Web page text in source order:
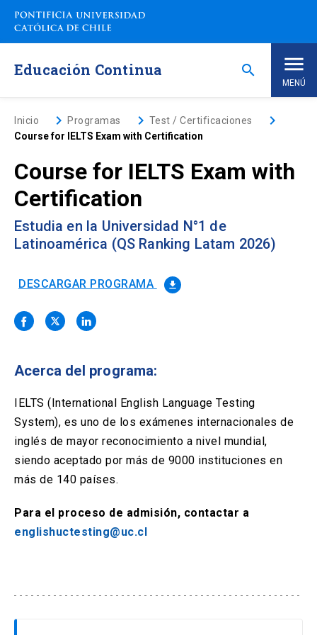
Saltar
contenido
Educación Continua search
MENÚ
Inicio
Programas de Estudio
Programas Corporativos
Noticias
Solicitud Certificados
en
nueva
pestaña)
enlace
abre
nueva
pestaña)
enlace
se
abre
una
nueva
ACCESOS UC
Biblioteca launch
(El
enlace
abre
en
una
Mi Portal UC launch
abre
en
(El
enlace
se
Inicio keyboard_arrow_rightProgramas keyboard_arrow_right Test / Certificaciones keyboard_arrow_right
Course for IELTS Exam with Certification
Course for IELTS Exam with
Certification
Estudia en la Universidad N°1 de
Latinoamérica (QS Ranking Latam 2026)
DESCARGAR PROGRAMA file_download
Acerca del programa:
IELTS (International English Language Testing
System), es uno de los exámenes internacionales de
inglés de mayor reconocimiento a nivel mundial,
siendo aceptado por más de 9000 instituciones en
más de 140 países.
Para el proceso de admisión, contactar a
englishuctesting@uc.cl